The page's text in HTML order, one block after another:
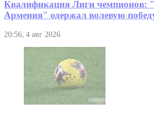
Квалификация Лиги чемпионов:
Армения" одержал волевую
20:56, 4 авг 2026